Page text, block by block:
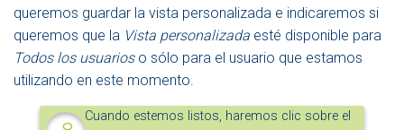
queremos guardar la vista personalizada e indicaremos si
queremos que la Vista personalizada esté disponible para
Todos los usuarioso sólo para el usuario que estamos
utilizando en este momento.
Cuando estemos listos, haremos clic sobre el